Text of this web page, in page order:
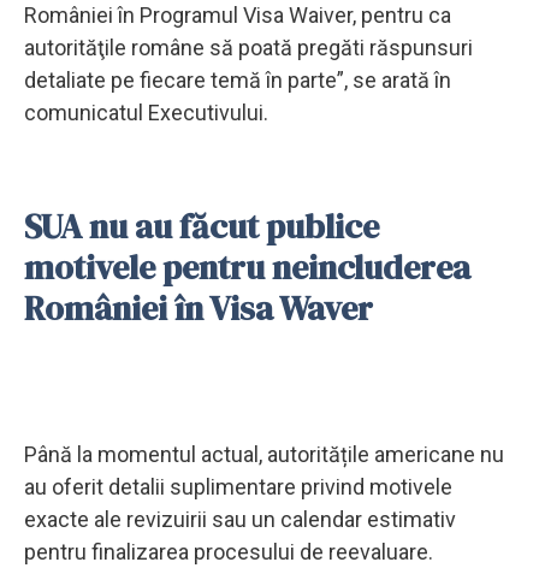
României în Programul Visa Waiver, pentru ca
autorităţile române să poată pregăti răspunsuri
detaliate pe fiecare temă în parte”, se arată în
comunicatul Executivului.
SUA nu au făcut publice
motivele pentru neincluderea
României în Visa Waver
Până la momentul actual, autoritățile americane nu
au oferit detalii suplimentare privind motivele
exacte ale revizuirii sau un calendar estimativ
pentru finalizarea procesului de reevaluare.